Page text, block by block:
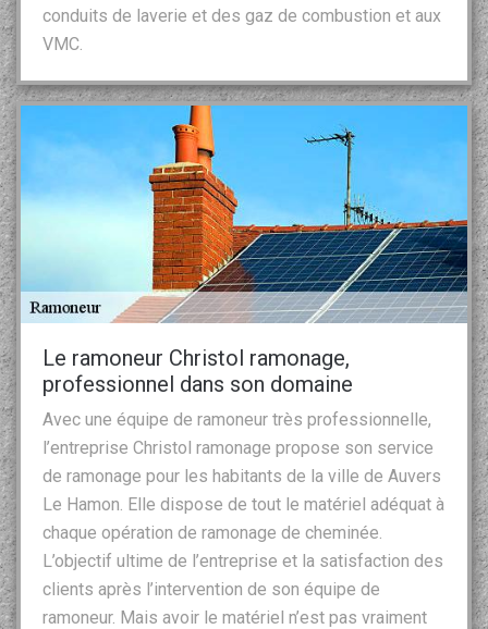
conduits de laverie et des gaz de combustion et aux
VMC.
Le ramoneur Christol ramonage,
professionnel dans son domaine
Avec une équipe de ramoneur très professionnelle,
l’entreprise Christol ramonage propose son service
de ramonage pour les habitants de la ville de Auvers
Le Hamon. Elle dispose de tout le matériel adéquat à
chaque opération de ramonage de cheminée.
L’objectif ultime de l’entreprise et la satisfaction des
clients après l’intervention de son équipe de
ramoneur. Mais avoir le matériel n’est pas vraiment